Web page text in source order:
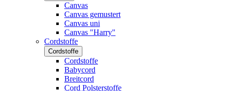
Canvas
Canvas gemustert
Canvas uni
Canvas "Harry"
Cordstoffe
Cordstoffe
Cordstoffe
Babycord
Breitcord
Cord Polsterstoffe